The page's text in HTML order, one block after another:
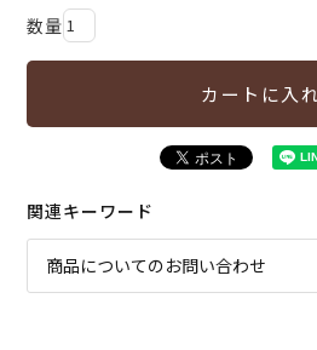
カートに入
関連キーワード
商品についてのお問い合わせ